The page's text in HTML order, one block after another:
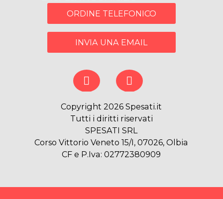
ORDINE TELEFONICO
INVIA UNA EMAIL
Copyright 2026 Spesati.it
Tutti i diritti riservati
SPESATI SRL
Corso Vittorio Veneto 15/I, 07026, Olbia
CF e P.Iva: 02772380909